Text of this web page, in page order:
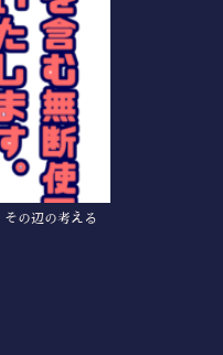
の辺の考える